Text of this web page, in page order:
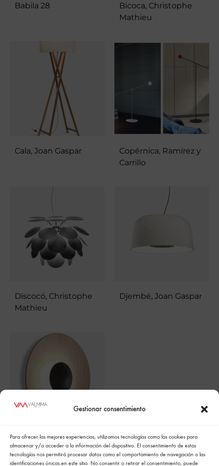
Gestionar consentimiento
Para ofrecer las mejores experiencias, utilizamos tecnologías como las cookies para
almacenar y/o acceder a la información del dispositivo. El consentimiento de estas
tecnologías nos permitirá procesar datos como el comportamiento de navegación o las
identificaciones únicas en este sitio. No consentir o retirar el consentimiento, puede
Babila 28
Bicoca, Christophe
Mathieu
Cala, Joan Gaspar
Copérnica, Ramírez y
Carrillo
Discocó, Christophe
Mathieu
Djembé, Joan Gaspar
Ginger, Joan Gaspar